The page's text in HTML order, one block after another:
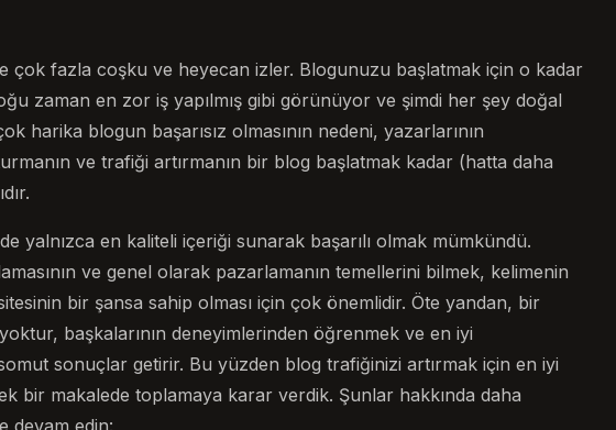
çok fazla coşku ve heyecan izler. Blogunuzu başlatmak için o kadar
zaman en zor iş yapılmış gibi görünüyor ve şimdi her şey doğal
harika blogun başarısız olmasının nedeni, yazarlarının
ve trafiği artırmanın bir blog başlatmak kadar (hatta daha
yalnızca en kaliteli içeriği sunarak başarılı olmak mümkündü.
ve genel olarak pazarlamanın temellerini bilmek, kelimenin
bir şansa sahip olması için çok önemlidir. Öte yandan, bir
başkalarının deneyimlerinden öğrenmek ve en iyi
sonuçlar getirir. Bu yüzden blog trafiğinizi artırmak için en iyi
bir makalede toplamaya karar verdik. Şunlar hakkında daha